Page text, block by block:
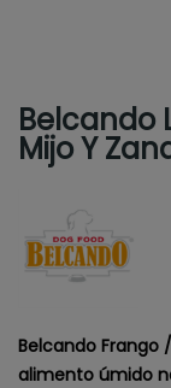
Belcando
Mijo Y
Belcando Frango
alimento úmido